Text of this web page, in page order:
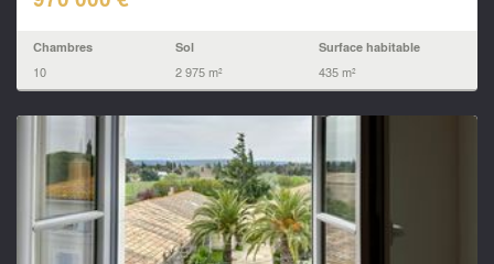
Chambres
10
Sol
2 975 m²
Surface habitable
435 m²